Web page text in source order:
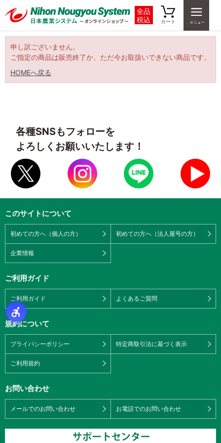
全品
税込
カート
申し訳ございません。
ご指定の商品は販売終了か、ただ今お取扱いできない商品です。
HOMEへ戻る
各種SNSもフォローを
よろしくお願いいたします！
このサイトについて
初めての方へ（個人の方） 初めての方へ（法人屋号の方）
企業情報
ご利用ガイド
ご利用ガイド よくあるご質問
規約について
プライバシーポリシー 特定商取引法に基づく表示
ご利用規約
お問い合わせ
メールでのお問い合わせ お電話でのお問い合わせ